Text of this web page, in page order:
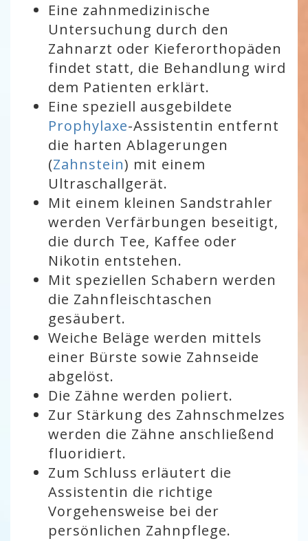
Eine zahnmedizinische
Untersuchung durch den
Zahnarzt oder Kieferorthopäden
findet statt, die Behandlung wird
dem Patienten erklärt.
Eine speziell ausgebildete
Prophylaxe-Assistentin entfernt
die harten Ablagerungen
(Zahnstein) mit einem
Ultraschallgerät.
Mit einem kleinen Sandstrahler
werden Verfärbungen beseitigt,
die durch Tee, Kaffee oder
Nikotin entstehen.
Mit speziellen Schabern werden
die Zahnfleischtaschen
gesäubert.
Weiche Beläge werden mittels
einer Bürste sowie Zahnseide
abgelöst.
Die Zähne werden poliert.
Zur Stärkung des Zahnschmelzes
werden die Zähne anschließend
fluoridiert.
Zum Schluss erläutert die
Assistentin die richtige
Vorgehensweise bei der
persönlichen Zahnpflege.